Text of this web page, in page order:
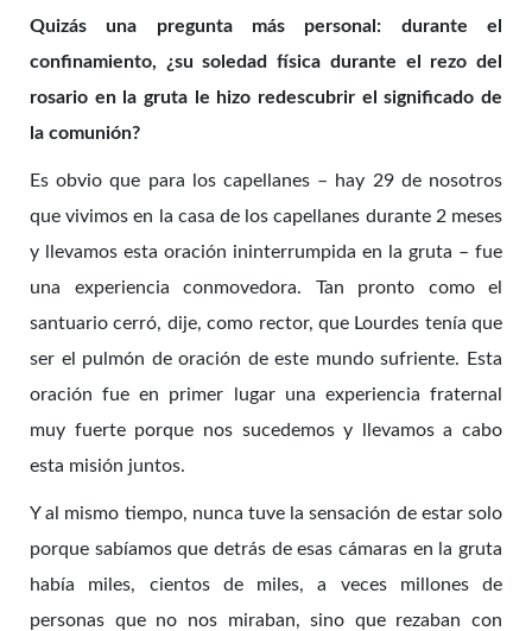
Quizás una pregunta más personal: durante el
confinamiento, ¿su soledad física durante el rezo del
rosario en la gruta le hizo redescubrir el significado de
la comunión?
Es obvio que para los capellanes – hay 29 de nosotros
que vivimos en la casa de los capellanes durante 2 meses
y llevamos esta oración ininterrumpida en la gruta – fue
una experiencia conmovedora. Tan pronto como el
santuario cerró, dije, como rector, que Lourdes tenía que
ser el pulmón de oración de este mundo sufriente. Esta
oración fue en primer lugar una experiencia fraternal
muy fuerte porque nos sucedemos y llevamos a cabo
esta misión juntos.
Y al mismo tiempo, nunca tuve la sensación de estar solo
porque sabíamos que detrás de esas cámaras en la gruta
había miles, cientos de miles, a veces millones de
personas que no nos miraban, sino que rezaban con